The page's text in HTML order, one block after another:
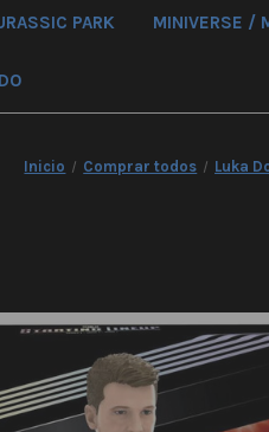
PARK MINIVERSE /
Inicio Comprar todos Luka